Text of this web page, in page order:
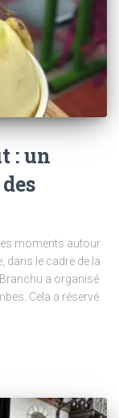
: un
moments autour
dans le cadre de la
a organisé
Cela a réservé